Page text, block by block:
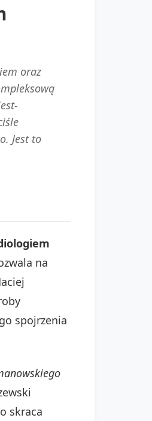
oraz
Jest to
na
spojrzenia
skraca